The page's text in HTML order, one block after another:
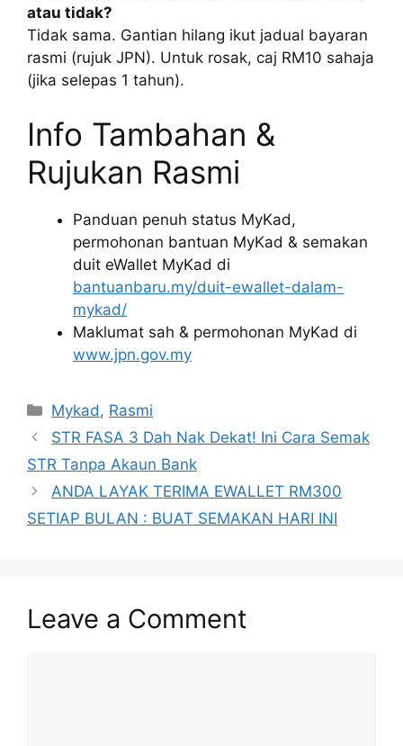
atau tidak?
Tidak sama. Gantian hilang ikut jadual bayaran
rasmi (rujuk JPN). Untuk rosak, caj RM10 sahaja
(jika selepas 1 tahun).
Info Tambahan &
Rujukan Rasmi
Panduan penuh status MyKad,
permohonan bantuan MyKad & semakan
duit eWallet MyKad di
bantuanbaru.my/duit-ewallet-dalam-
mykad/
Maklumat sah & permohonan MyKad di
www.jpn.gov.my
Categories
Mykad , Rasmi
STR FASA 3 Dah Nak Dekat! Ini Cara Semak
STR Tanpa Akaun Bank
ANDA LAYAK TERIMA EWALLET RM300
SETIAP BULAN : BUAT SEMAKAN HARI INI
Leave a Comment